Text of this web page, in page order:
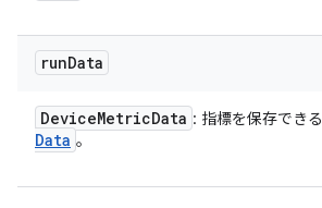
runData
DeviceMetricData : 指標を保存できる
Data 。